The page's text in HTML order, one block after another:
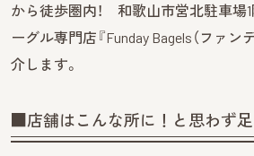
から徒歩圏内！ 和歌山市営北駐車場
ーグル専門店『Funday Bagels（ファン
介します。
■店舗はこんな所に！と思わず